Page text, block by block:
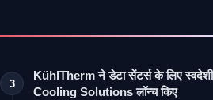
3
KühlTherm ने डेटा सेंटर्स के लिए
Cooling Solutions लॉन्च किए